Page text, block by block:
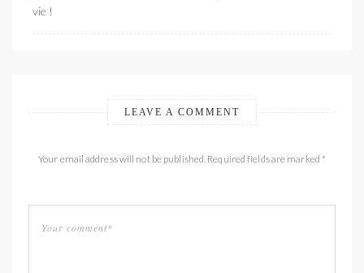
vie !
LEAVE A COMMENT
Your email address will not be published. Required fields are marked *